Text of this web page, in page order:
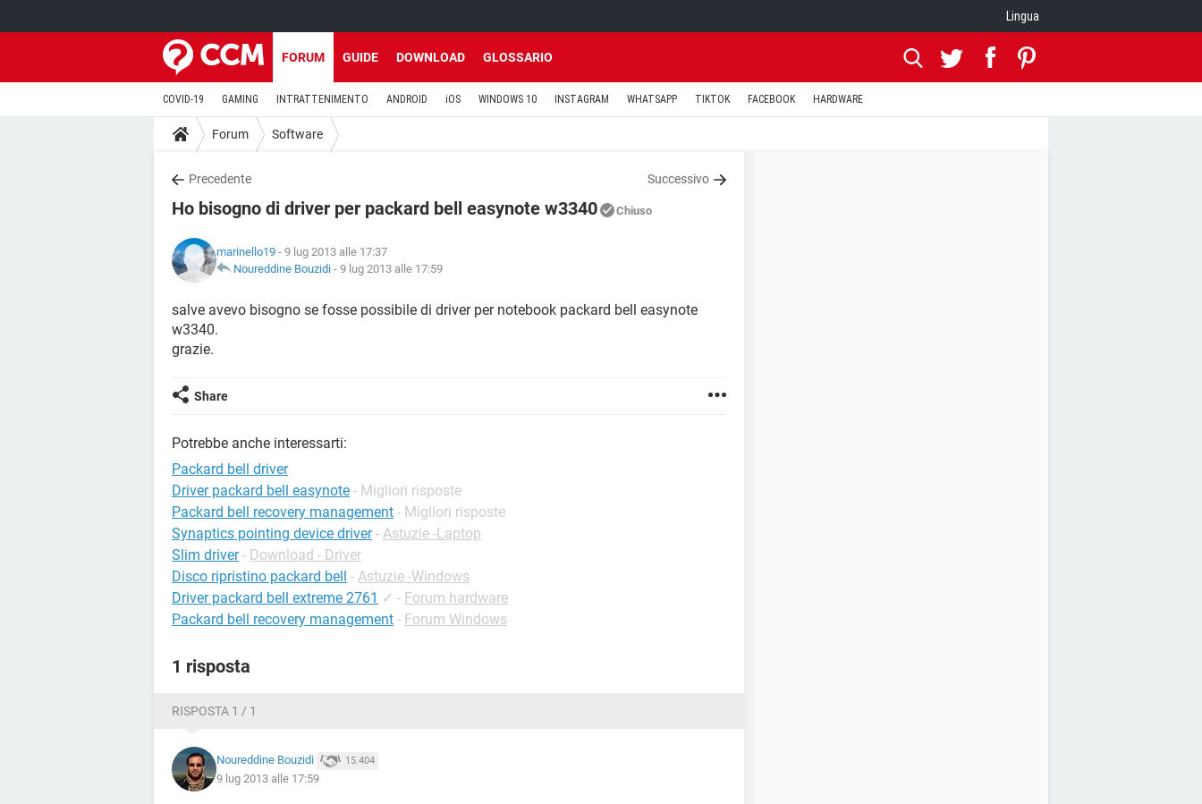
Lingua
FORUM GUIDE DOWNLOAD GLOSSARIO
COVID-19 GAMING INTRATTENIMENTO ANDROID iOS WINDOWS 10 INSTAGRAM WHATSAPP TIKTOK FACEBOOK HARDWARE
Forum Software
Precedente Successivo
Ho bisogno di driver per packard bell easynote w3340 Chiuso
marinello19 - 9 lug 2013 alle 17:37
Noureddine Bouzidi - 9 lug 2013 alle 17:59
salve avevo bisogno se fosse possibile di driver per notebook packard bell easynote
w3340.
grazie.
Share
Potrebbe anche interessarti:
Packard bell driver
Driver packard bell easynote - Migliori risposte
Packard bell recovery management - Migliori risposte
Synaptics pointing device driver - Astuzie -Laptop
Slim driver - Download - Driver
Disco ripristino packard bell - Astuzie -Windows
Driver packard bell extreme 2761 ✓ - Forum hardware
Packard bell recovery management - Forum Windows
1 risposta
RISPOSTA 1 / 1
Noureddine Bouzidi 15.404
9 lug 2013 alle 17:59